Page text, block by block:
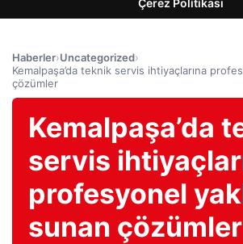
Çerez Politikası
Haberler›Uncategorized›
Kemalpaşa’da teknik servis ihtiyaçlarına
çözümler
Kemalpaşa’da
servis
profesyonel
sunan çözümler